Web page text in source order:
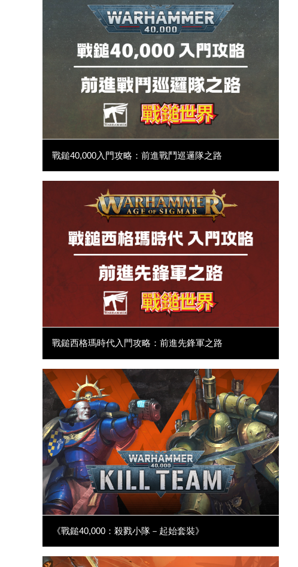
戰鎚40,000入門攻略：前進戰鬥巡邏隊之路
戰鎚西格瑪時代入門攻略：前進先鋒軍之路
《戰鎚40,000：殺戮小隊－起始套裝》